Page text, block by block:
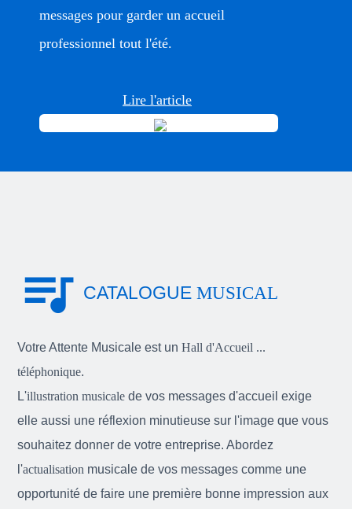
messages pour garder un accueil
professionnel tout l'été.
Lire l'article
queue_music CATALOGUEMUSICAL
Votre Attente Musicale est unHall d'Accueil ...
téléphonique.
L'illustration musicale de vos messages d'accueil exige
elle aussi une réflexion minutieuse sur l'image que vous
souhaitez donner de votre entreprise. Abordez
l'actualisation musicale de vos messages comme une
opportunité de faire une première bonne impression aux